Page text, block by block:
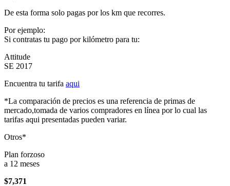
De esta forma solo pagas por los km que recorres.
Por ejemplo:
Si contratas tu pago por kilómetro para tu:
Attitude
SE 2017
Encuentra tu tarifa aqui
*La comparación de precios es una referencia de primas de
mercado,tomada de varios compradores en línea por lo cual las
tarifas aqui presentadas pueden variar.
Otros*
Plan forzoso
a 12 meses
$7,371